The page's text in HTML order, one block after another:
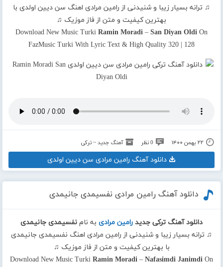
♫ ترانه بسیار زیبا و شنیدنی از رامین مرادی اهنگ سن دیین اولدی با
بهترین کیفیت و متن از فاز موزیک ♫
Download New Music Turki Ramin Moradi – San Diyan Oldi On
FazMusic Turki With Lyric Text & High Quality 320 | 128
۲۲ بهمن ۱۴۰۰ 0 نظر آهنگ جدید ~ ترکی
دانلود آهنگ رامین مرادی سن دیین اولدی
دانلود آهنگ رامین مرادی نفسیمدی جانیمدی
دانلود آهنگ ترکی جدید رامین مرادی به نام نفسیمدی جانیمدی
♫ ترانه بسیار زیبا و شنیدنی از رامین مرادی اهنگ نفسیمدی جانیمدی
با بهترین کیفیت و متن از فاز موزیک ♫
Download New Music Turki Ramin Moradi – Nafasimdi Janimdi On